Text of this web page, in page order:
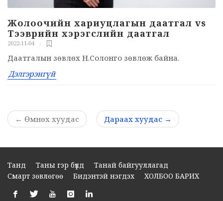
Жолоочийн хариуцлагын даатгал vs
Тээврийн хэрэгслийн даатгал
2022-11-04
Даатгалын зөвлөх Н.Солонго зөвлөж байна.
Дэлгэрэнгүй
← Өмнөх хуудас Дараах хуудас →
Танд Таны гэр бүлд
Танай байгууллагад
Смарт зөвлөгөө
Бидэнтэй нэгдэх ХОЛБОО БАРИХ